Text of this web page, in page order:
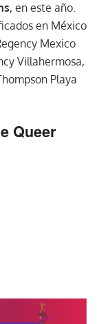
, en este año.
en México
Mexico
Villahermosa,
Playa
Queer